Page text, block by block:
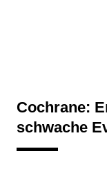
Cochrane:
schwache